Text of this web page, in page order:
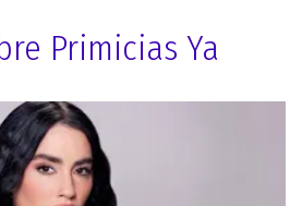
Primicias Ya